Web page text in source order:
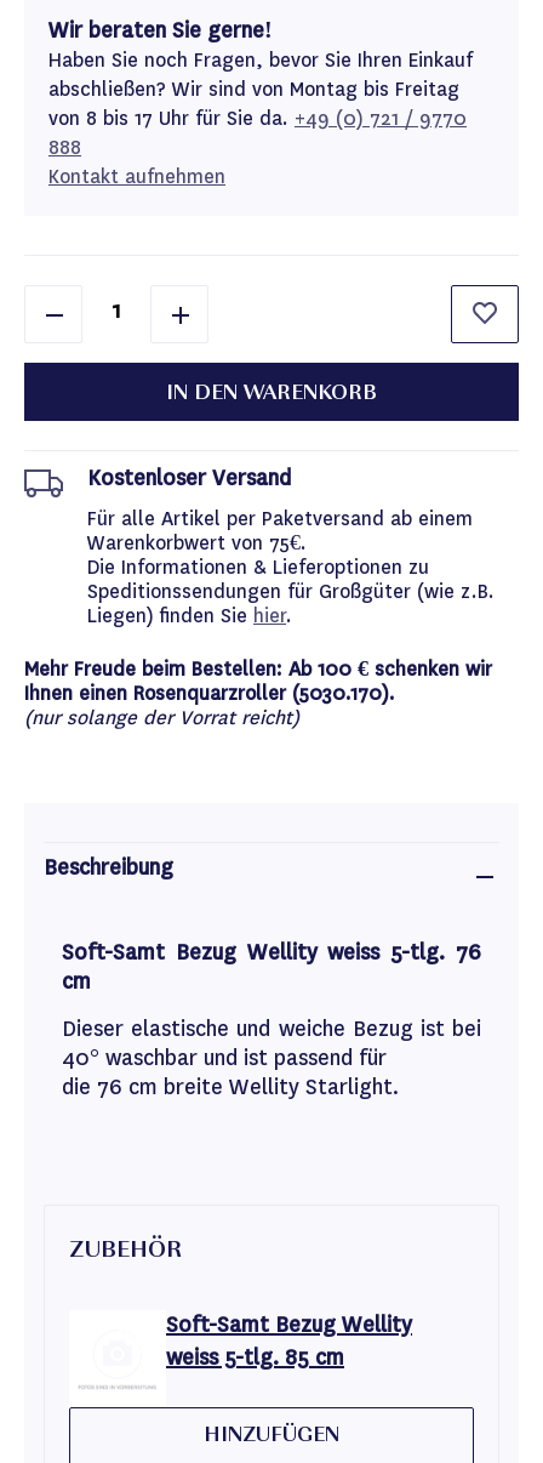
Wir beraten Sie gerne!
Haben Sie noch Fragen, bevor Sie Ihren Einkauf
abschließen? Wir sind von Montag bis Freitag
von 8 bis 17 Uhr für Sie da. +49 (0) 721 / 9770
888
Kontakt aufnehmen
IN DEN WARENKORB
Kostenloser Versand
Für alle Artikel per Paketversand ab einem
Warenkorbwert von 75€.
Die Informationen & Lieferoptionen zu
Speditionssendungen für Großgüter (wie z.B.
Liegen) finden Sie hier.
Mehr Freude beim Bestellen: Ab 100 € schenken wir
Ihnen einen Rosenquarzroller (5030.170).
(nur solange der Vorrat reicht)
Beschreibung
Soft-Samt Bezug Wellity weiss 5-tlg. 76
cm
Dieser elastische und weiche Bezug ist bei
40° waschbar und ist passend für
die 76 cm breite Wellity Starlight.
ZUBEHÖR
Soft-Samt Bezug Wellity
weiss 5-tlg. 85 cm
HINZUFÜGEN